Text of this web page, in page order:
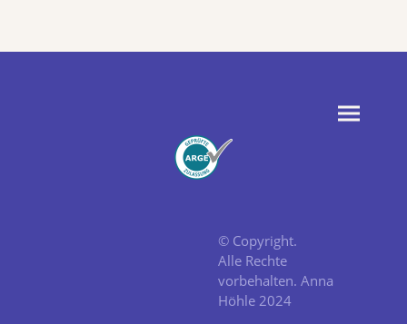
© Copyright.
Alle Rechte
vorbehalten. Anna
Höhle 2024